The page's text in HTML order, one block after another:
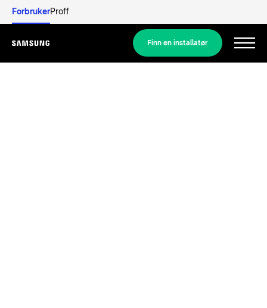
ForbrukerProff
Menu
Finn en installatør